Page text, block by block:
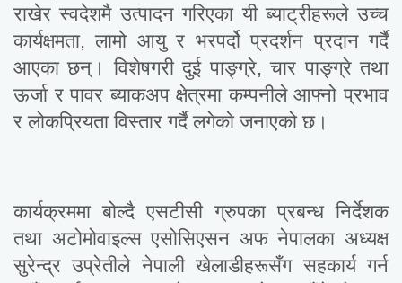
राखेर स्वदेशमै उत्पादन गरिएका यी ब्याट्रीहरूले उच्च
कार्यक्षमता, लामो आयु र भरपर्दो प्रदर्शन प्रदान गर्दै
आएका छन्। विशेषगरी दुई पाङ्ग्रे, चार पाङ्ग्रे तथा
ऊर्जा र पावर ब्याकअप क्षेत्रमा कम्पनीले आफ्नो प्रभाव
र लोकप्रियता विस्तार गर्दै लगेको जनाएको छ।
कार्यक्रममा बोल्दै एसटीसी ग्रुपका प्रबन्ध निर्देशक
तथा अटोमोवाइल्स एसोसिएसन अफ नेपालका अध्यक्ष
सुरेन्द्र उप्रेतीले नेपाली खेलाडीहरूसँग सहकार्य गर्न